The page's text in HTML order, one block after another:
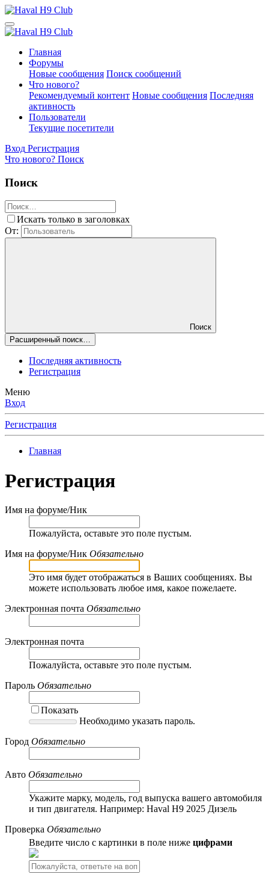
Главная
Форумы
Новые сообщения Поиск сообщений
Что нового?
Рекомендуемый контент Новые сообщения Последняя
активность
Пользователи
Текущие посетители
Вход Регистрация
Что нового? Поиск
Поиск
Искать только в заголовках
От:
Поиск
Расширенный поиск…
Последняя активность
Регистрация
Меню
Вход
Регистрация
Главная
Регистрация
Имя на форуме/Ник
Пожалуйста, оставьте это поле пустым.
Имя на форуме/Ник Обязательно
Это имя будет отображаться в Ваших сообщениях. Вы
можете использовать любое имя, какое пожелаете.
Электронная почта Обязательно
Электронная почта
Пожалуйста, оставьте это поле пустым.
Пароль Обязательно
Показать
Необходимо указать пароль.
Город Обязательно
Авто Обязательно
Укажите марку, модель, год выпуска вашего автомобиля
и тип двигателя. Например: Haval H9 2025 Дизель
Проверка Обязательно
Ввeдитe чиcлo c кapтинки в пoлe нижe цифpaми